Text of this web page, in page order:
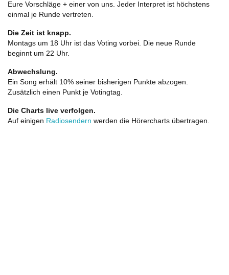
Eure Vorschläge + einer von uns. Jeder Interpret ist höchstens
einmal je Runde vertreten.
Die Zeit ist knapp.
Montags um 18 Uhr ist das Voting vorbei. Die neue Runde
beginnt um 22 Uhr.
Abwechslung.
Ein Song erhält 10% seiner bisherigen Punkte abzogen.
Zusätzlich einen Punkt je Votingtag.
Die Charts live verfolgen.
Auf einigen Radiosendern werden die Hörercharts übertragen.